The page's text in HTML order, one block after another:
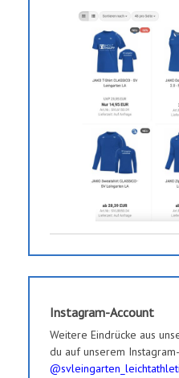
Instagram-Account
Weitere Eindrücke aus
du auf unserem